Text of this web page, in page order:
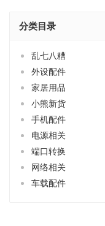
分类目录
乱七八糟
外设配件
家居用品
小熊新货
手机配件
电源相关
端口转换
网络相关
车载配件